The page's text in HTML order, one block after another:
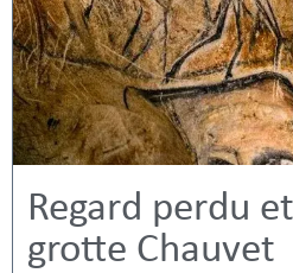
Regard perdu
grotte Chauvet